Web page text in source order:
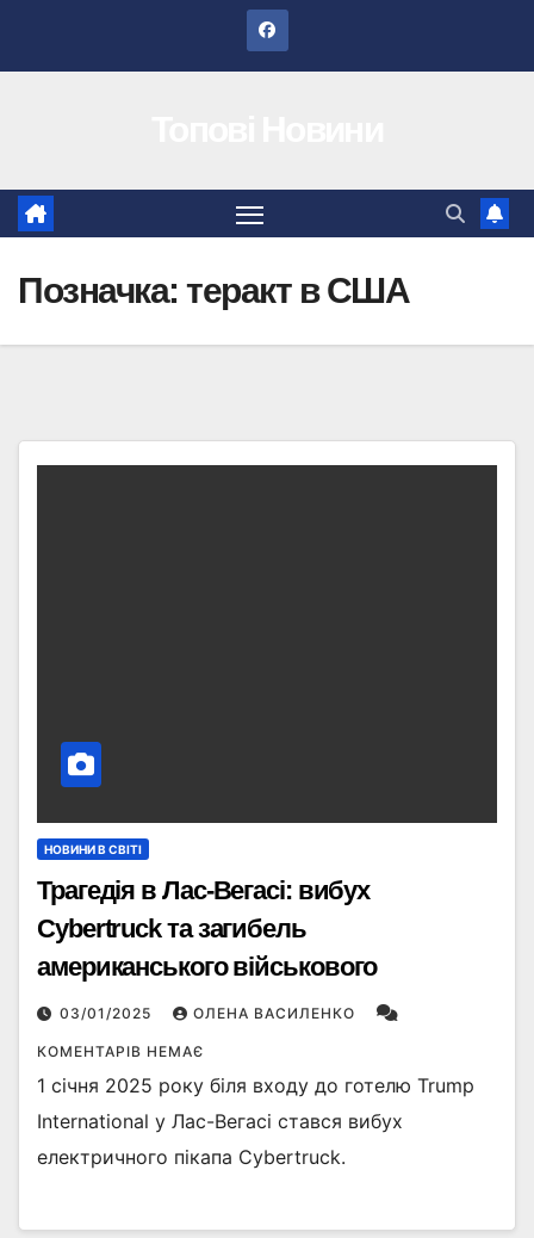
Позначка: теракт в США
НОВИНИ В СВІТІ
Трагедія в Лас-Вегасі: вибух
Cybertruck та загибель
американського військового
03/01/2025 ОЛЕНА ВАСИЛЕНКО
КОМЕНТАРІВ НЕМАЄ
1 січня 2025 року біля входу до готелю Trump
International у Лас-Вегасі стався вибух
електричного пікапа Cybertruck.